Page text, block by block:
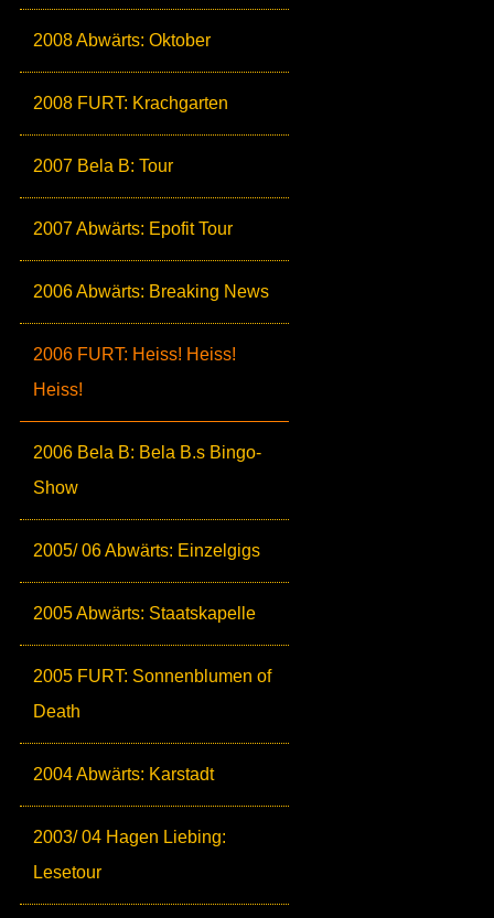
2008 Abwärts: Oktober
2008 FURT: Krachgarten
2007 Bela B: Tour
2007 Abwärts: Epofit Tour
2006 Abwärts: Breaking News
2006 FURT: Heiss! Heiss!
Heiss!
2006 Bela B: Bela B.s Bingo-
Show
2005/ 06 Abwärts: Einzelgigs
2005 Abwärts: Staatskapelle
2005 FURT: Sonnenblumen of
Death
2004 Abwärts: Karstadt
2003/ 04 Hagen Liebing:
Lesetour